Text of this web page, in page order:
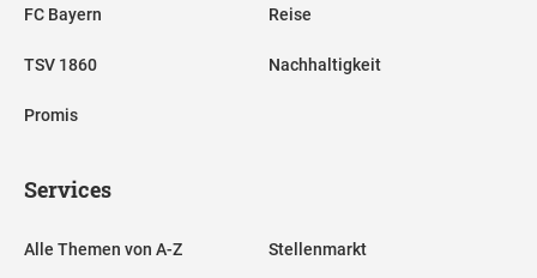
FC Bayern
TSV 1860
Promis
Reise
Nachhaltigkeit
Services
Alle Themen von A-Z Stellenmarkt